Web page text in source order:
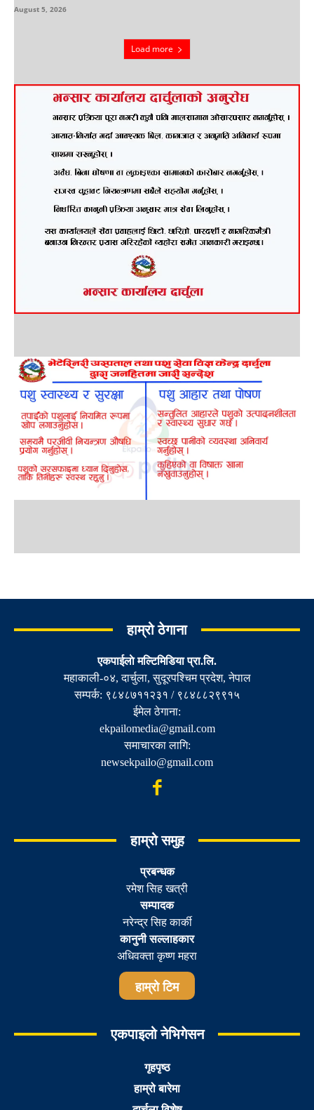
August 5, 2026
Load more
हाम्रो ठेगाना
एकपाईलाे मल्टिमिडिया प्रा.लि.
महाकाली-०४, दार्चुला, सुदूरपश्चिम प्रदेश, नेपाल
सम्पर्क: ९८४८७११२३१ / ९८४८८२९९१५
ईमेल ठेगाना:
ekpailomedia@gmail.com
समाचारका लागि:
newsekpailo@gmail.com
हाम्रो समुह
प्रबन्धक
रमेश सिह खत्री
सम्पादक
नरेन्द्र सिह कार्की
कानुनी सल्लाहकार
अधिवक्ता कृष्ण महरा
हाम्रो टिम
एकपाइलो नेभिगेसन
गृहपृष्ठ
हाम्रो बारेमा